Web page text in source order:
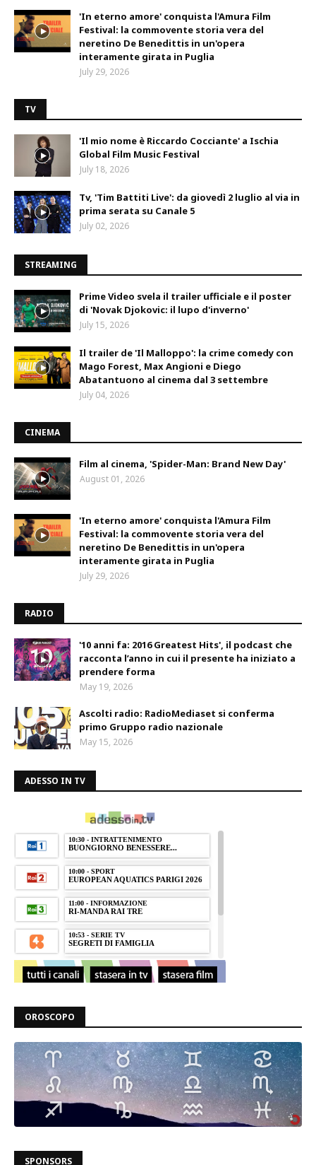
'In eterno amore' conquista l'Amura Film
Festival: la commovente storia vera del
neretino De Benedittis in un'opera
interamente girata in Puglia
July 29, 2026
TV
'Il mio nome è Riccardo Cocciante' a Ischia
Global Film Music Festival
July 18, 2026
Tv, 'Tim Battiti Live': da giovedì 2 luglio al via in
prima serata su Canale 5
July 02, 2026
STREAMING
Prime Video svela il trailer ufficiale e il poster
di 'Novak Djokovic: il lupo d'inverno'
July 15, 2026
Il trailer de 'Il Malloppo': la crime comedy con
Mago Forest, Max Angioni e Diego
Abatantuono al cinema dal 3 settembre
July 04, 2026
CINEMA
Film al cinema, 'Spider-Man: Brand New Day'
August 01, 2026
'In eterno amore' conquista l'Amura Film
Festival: la commovente storia vera del
neretino De Benedittis in un'opera
interamente girata in Puglia
July 29, 2026
RADIO
'10 anni fa: 2016 Greatest Hits', il podcast che
racconta l’anno in cui il presente ha iniziato a
prendere forma
May 19, 2026
Ascolti radio: RadioMediaset si conferma
primo Gruppo radio nazionale
May 15, 2026
ADESSO IN TV
OROSCOPO
SPONSORS